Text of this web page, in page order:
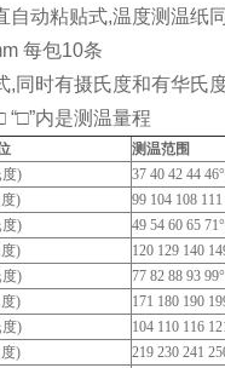
自动粘贴式,温度测温纸
每包10条
,同时有摄氏度和有华氏
内是测温量程
测温范围
度)
37 40 42 44
)
99 104 108
度)
49 54 60 65
)
120 129 140
度)
77 82 88 93
)
171 180 190
度)
104 110 116
)
219 230 241